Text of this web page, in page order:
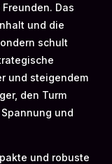
Das
und die
schult
und steigendem
den Turm
und
und robuste